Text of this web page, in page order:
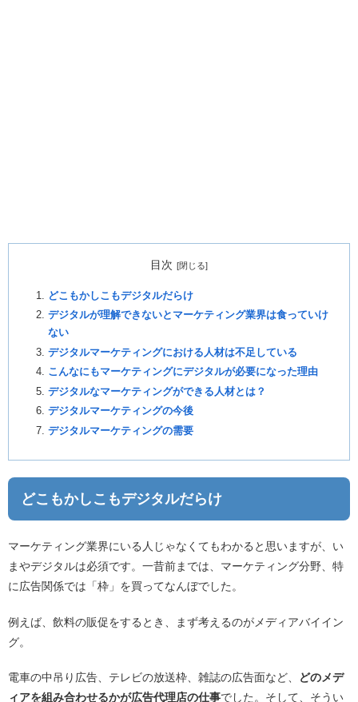
目次
どこもかしこもデジタルだらけ
デジタルが理解できないとマーケティング業界は食っていけ
ない
デジタルマーケティングにおける人材は不足している
こんなにもマーケティングにデジタルが必要になった理由
デジタルなマーケティングができる人材とは？
デジタルマーケティングの今後
デジタルマーケティングの需要
どこもかしこもデジタルだらけ
マーケティング業界にいる人じゃなくてもわかると思いますが、い
まやデジタルは必須です。一昔前までは、マーケティング分野、特
に広告関係では「枠」を買ってなんぼでした。
例えば、飲料の販促をするとき、まず考えるのがメディアバイイン
グ。
電車の中吊り広告、テレビの放送枠、雑誌の広告面など、
どのメデ
ィアを組み合わせるかが広告代理店の仕事でした。そして、そうい